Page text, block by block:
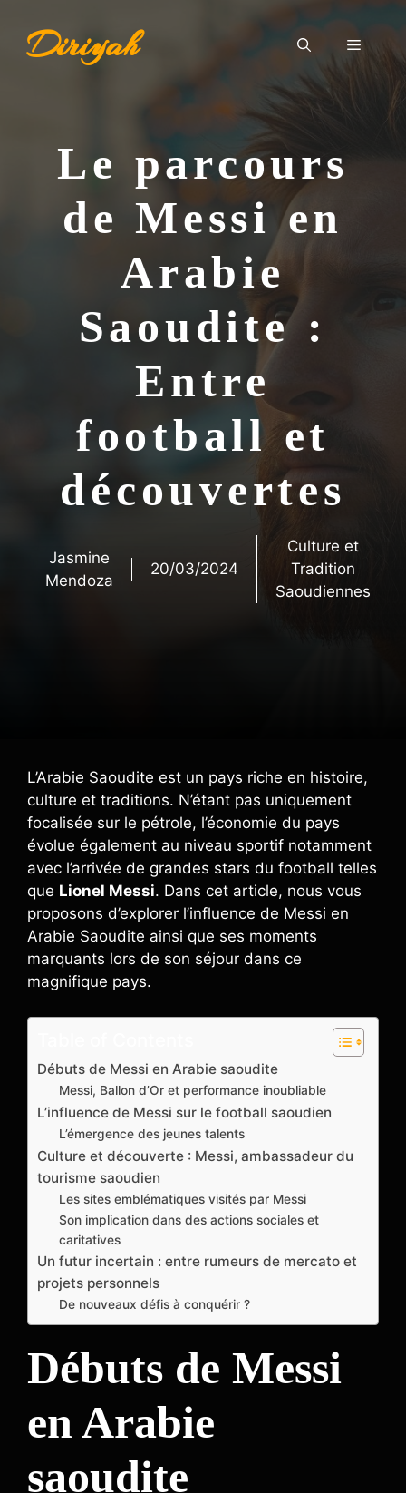
contenuDiriyah Menu
Le parcours
de Messi en
Arabie
Saoudite :
Entre
football et
découvertes
Jasmine
Mendoza
20/03/2024
Culture et
Tradition
Saoudiennes
L’Arabie Saoudite est un pays riche en histoire,
culture et traditions. N’étant pas uniquement
focalisée sur le pétrole, l’économie du pays
évolue également au niveau sportif notamment
avec l’arrivée de grandes stars du football telles
que Lionel Messi. Dans cet article, nous vous
proposons d’explorer l’influence de Messi en
Arabie Saoudite ainsi que ses moments
marquants lors de son séjour dans ce
magnifique pays.
Débuts de Messi en Arabie saoudite
Messi, Ballon d’Or et performance inoubliable
L’influence de Messi sur le football saoudien
L’émergence des jeunes talents
Culture et découverte : Messi, ambassadeur du
tourisme saoudien
Les sites emblématiques visités par Messi
Son implication dans des actions sociales et
caritatives
Un futur incertain : entre rumeurs de mercato et
projets personnels
De nouveaux défis à conquérir ?
Débuts de Messi
en Arabie
saoudite